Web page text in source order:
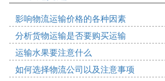
影响物流运输价格的各种因素
分析货物运输是否要购买运输
运输水果要注意什么
如何选择物流公司以及注意事项